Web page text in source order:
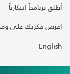
أطلق برنامجاً ابتكارياً
اعرض فكرتك على
English